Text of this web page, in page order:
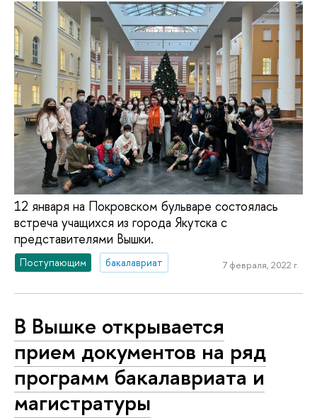
12 января на Покровском бульваре состоялась
встреча учащихся из города Якутска с
представителями Вышки.
Поступающим бакалавриат 7 февраля, 2022 г.
В Вышке открывается
прием документов на ряд
программ бакалавриата и
магистратуры